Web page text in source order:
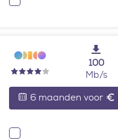
100
Mb/s
6 maanden voor